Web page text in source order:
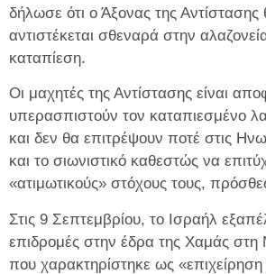
δήλωσε ότι ο Άξονας της Αντίστασης
αντιστέκεται σθεναρά στην
καταπίεση.
Οι μαχητές της Αντίστασης είναι
υπερασπιστούν τον καταπιεσμένο
και δεν θα επιτρέψουν ποτέ στις
και το σιωνιστικό καθεστώς να
«ατιμωτικούς» στόχους τους,
Στις 9 Σεπτεμβρίου, το Ισραήλ
επιδρομές στην έδρα της Χαμάς στη
που χαρακτηρίστηκε ως